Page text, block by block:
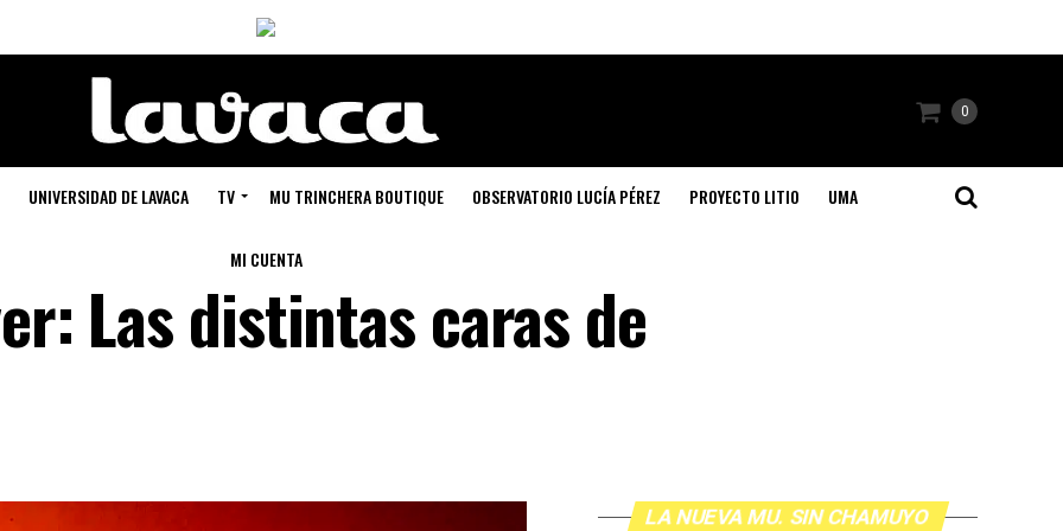
0
UNIVERSIDAD DE LAVACA TV MU TRINCHERA BOUTIQUE OBSERVATORIO LUCÍA PÉREZ PROYECTO LITIO UMA
MI CUENTA
Las distintas caras de
LA NUEVA MU. SIN CHAMUYO